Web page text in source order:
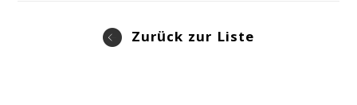
Zurück zur Liste